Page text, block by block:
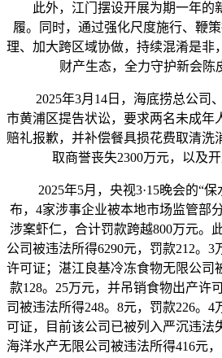
此外，江门摆设开展为期一年的
履。同时，通过强化尺度施行、鞭
理、加大跨区域协做，持续混淆是非
财产生态，全力守护新会陈
2025年3月14日，海底捞总公司
市黄浦区提告状讼，要求两名未成年
赔礼报歉，并补偿餐具损花费取清洗
取商誉丧失2300万元，以及开
2025年5月，央视3·15晚会的“保
布，4家涉事企业被本地市场监管部
涉案虾仁，合计罚款跨越800万元。
公司被违法所得6290元，罚款212。
许可证；湛江良基冷冻食物无限公司
款128。25万元，并吊销食物出产许
司被违法所得248。8元，罚款226。
可证，目前该公司已被列入严沉违法
海洋水产无限公司被违法所得416元